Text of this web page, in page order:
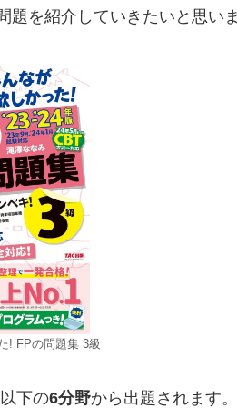
題を紹介していきたいと思い
! FPの問題集 3級
下の6分野から出題されます。